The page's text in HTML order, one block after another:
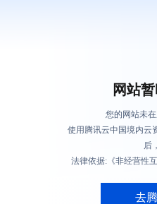
网站
您的网站未
使用腾讯云中国境内云
后
法律依据:《非经营性
去